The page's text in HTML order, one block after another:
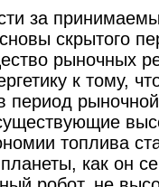
за
скрытого
рыночных
к тому,
период
существующие
топлива
как он